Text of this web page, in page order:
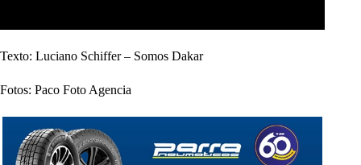
Texto: Luciano Schiffer – Somos Dakar
Fotos: Paco Foto Agencia